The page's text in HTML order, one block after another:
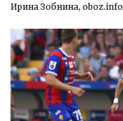
Ирина Зобнина, oboz.info